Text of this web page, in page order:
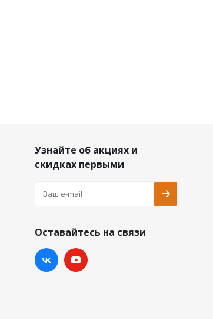
Узнайте об акциях и
скидках первыми
Оставайтесь на связи